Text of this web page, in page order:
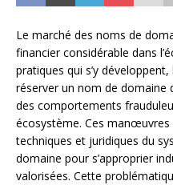
Le marché des noms de
financier considérable dans
pratiques qui s’y
réserver un nom de domaine
des comportements
écosystème. Ces
techniques et juridiques du
domaine pour s’approprier
valorisées. Cette